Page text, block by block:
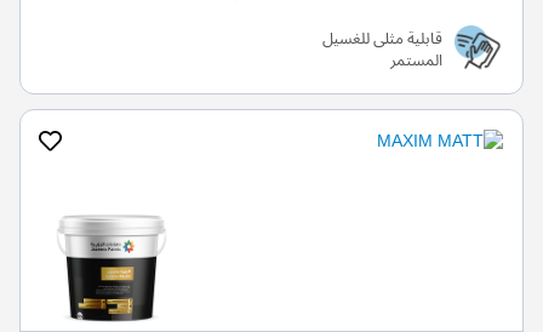
قابلية مثلى للغسيل
المستمر